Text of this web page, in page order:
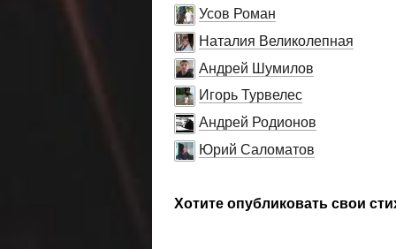
Усов Роман
Наталия Великолепная
Андрей Шумилов
Игорь Турвелес
Андрей Родионов
Юрий Саломатов
Хотите опубликовать свои